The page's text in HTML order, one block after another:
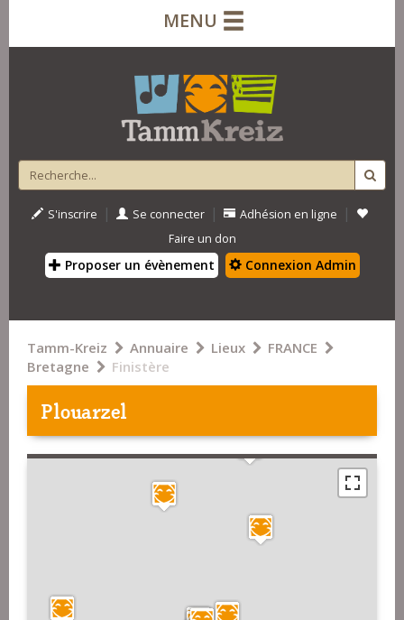
MENU
S'inscrire | Se connecter | Adhésion en ligne |
Faire un don
Proposer un évènement Connexion Admin
Tamm-Kreiz Annuaire Lieux
FRANCE
Bretagne
Finistère
Plouarzel